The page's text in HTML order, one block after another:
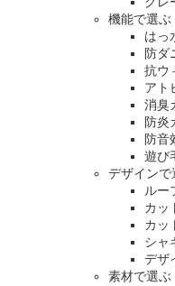
機能で選ぶ
はっ
防ダ
抗ウ
アト
消臭
防炎
防音
遊び
デザインで
ルー
カッ
カッ
シャ
デザ
素材で選ぶ